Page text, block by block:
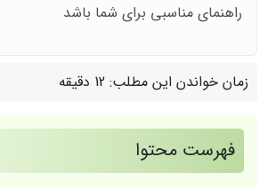
راهنمای مناسبی برای شما باشد
زمان خواندن این مطلب: 12 دقیقه
فهرست محتوا